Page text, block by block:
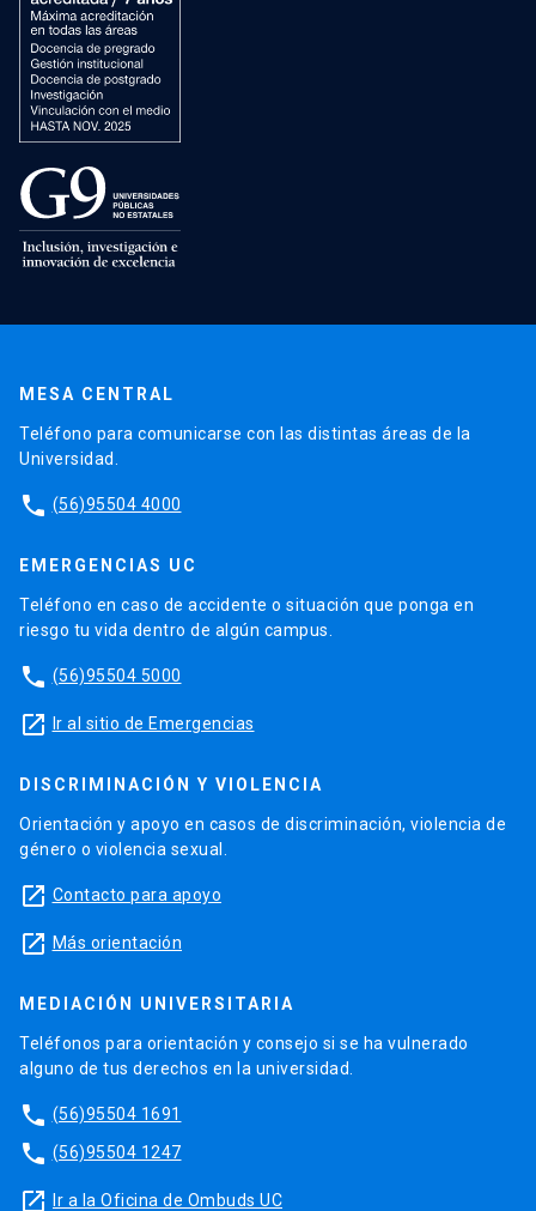
MESA CENTRAL
Teléfono para comunicarse con las distintas áreas de la
Universidad.
phone (56)95504 4000
EMERGENCIAS UC
Teléfono en caso de accidente o situación que ponga en
riesgo tu vida dentro de algún campus.
phone (56)95504 5000
launch Ir al sitio de Emergencias
DISCRIMINACIÓN Y VIOLENCIA
Orientación y apoyo en casos de discriminación, violencia de
género o violencia sexual.
launch Contacto para apoyo
launch Más orientación
MEDIACIÓN UNIVERSITARIA
Teléfonos para orientación y consejo si se ha vulnerado
alguno de tus derechos en la universidad.
phone (56)95504 1691
phone (56)95504 1247
launch Ir a la Oficina de Ombuds UC